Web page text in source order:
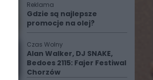
Reklama
Gdzie są najlepsze
promocje na olej?
Czas Wolny
Alan Walker, DJ SNAKE,
Bedoes 2115: Fajer Festiwal
Chorzów